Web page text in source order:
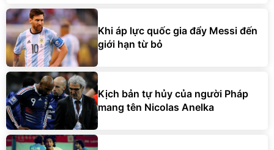
Khi áp lực quốc gia đẩy Messi đến
giới hạn từ bỏ
Kịch bản tự hủy của người Pháp
mang tên Nicolas Anelka